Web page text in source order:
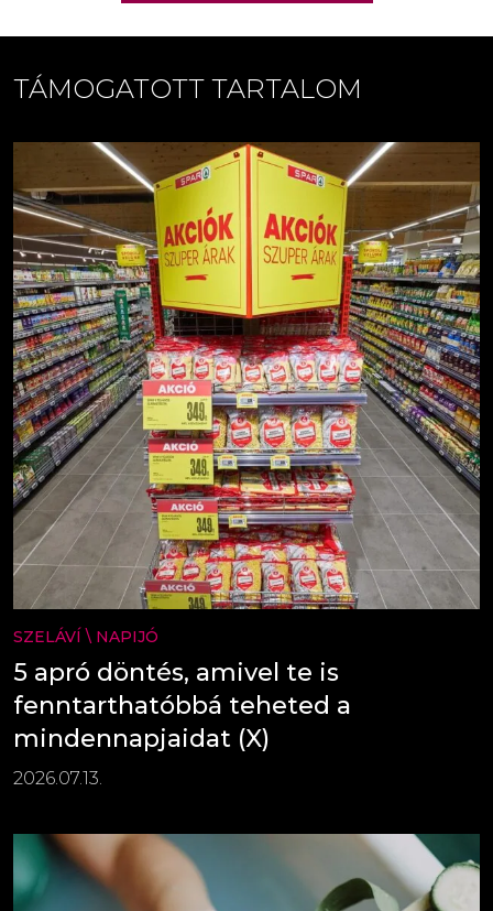
TÁMOGATOTT TARTALOM
SZELÁVÍ \ NAPIJÓ
5 apró döntés, amivel te is
fenntarthatóbbá teheted a
mindennapjaidat (X)
2026.07.13.